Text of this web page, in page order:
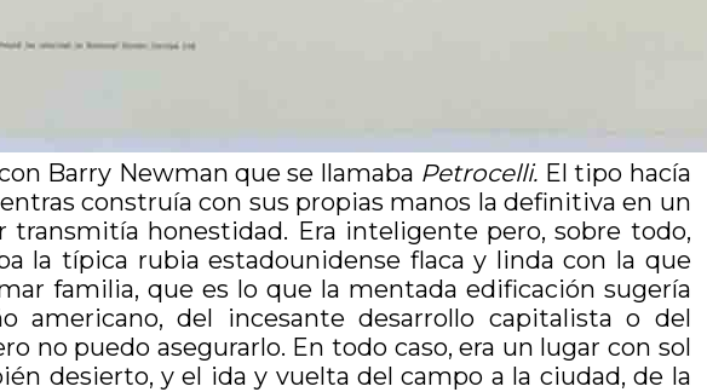
Barry Newman que se llamaba Petrocelli. El tipo hacía
construía con sus propias manos la definitiva en un
honestidad. Era inteligente pero, sobre todo,
la típica rubia estadounidense flaca y linda con la que
familia, que es lo que la mentada edificación sugería
americano, del incesante desarrollo capitalista o del
no puedo asegurarlo. En todo caso, era un lugar con sol
desierto, y el ida y vuelta del campo a la ciudad, de la